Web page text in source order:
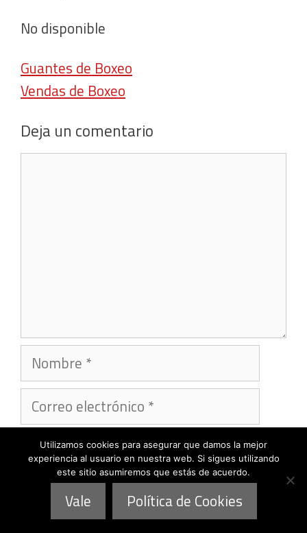
No disponible
Guantes de Boxeo
Vendas de Boxeo
Deja un comentario
Nombre
Correo
electrónico
WebUtilizamos cookies para asegurar que damos la mejor
experiencia al usuario en nuestra web. Si sigues utilizando
este sitio asumiremos que estás de acuerdo.
Vale Política de Cookies